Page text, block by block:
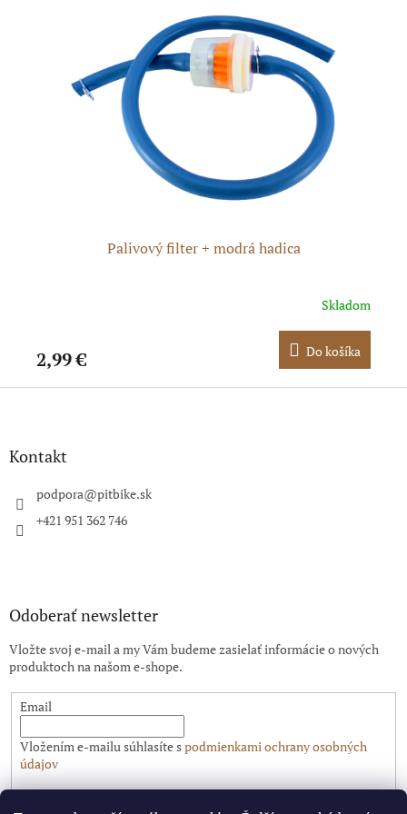
Palivový filter + modrá hadica
Skladom
2,99 € Do košíka
Z
Kontakt
podpora@pitbike.sk
+421 951 362 746
Odoberať newsletter
Vložte svoj e-mail a my Vám budeme zasielať informácie o nových
produktoch na našom e-shope.
Email
Vložením e-mailu súhlasíte spodmienkami ochrany osobných
údajov